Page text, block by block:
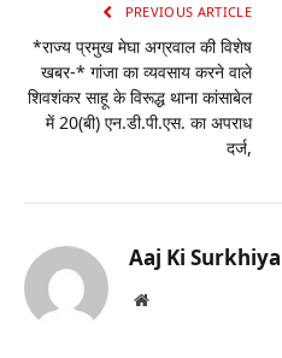
PREVIOUS ARTICLE
*राज्य प्रमुख मेघा अग्रवाल की विशेष
खबर-* गांजा का व्यवसाय करने वाले
शिवशंकर साहू के विरूद्ध थाना कांसाबेल
में 20(बी) एन.डी.पी.एस. का अपराध
दर्ज,
Aaj Ki Surkhiya
Website